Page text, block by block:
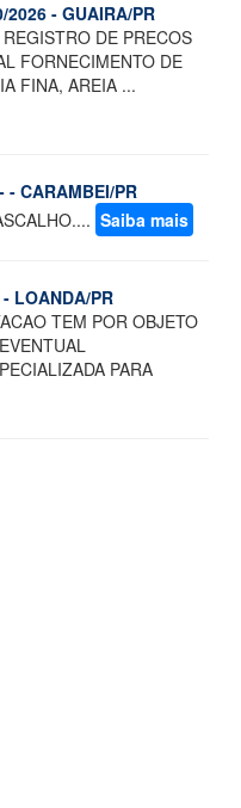
2026 - GUAIRA/PR
DE PRECOS
FORNECIMENTO DE
FINA, AREIA ...
- CARAMBEI/PR
Saiba mais
LOANDA/PR
TEM POR OBJETO
PARA